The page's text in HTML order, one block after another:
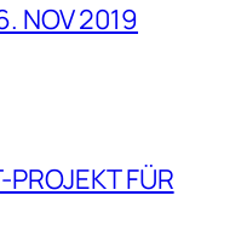
NOV 2019
FÜR